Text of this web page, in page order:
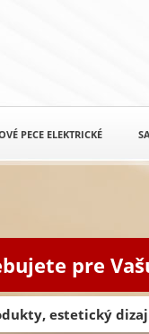
pre
estetický
PECE ELEKTRICKÉ